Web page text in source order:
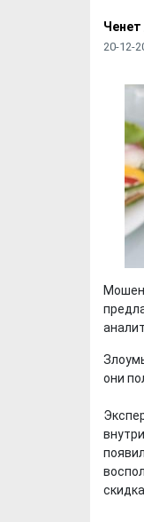
Ченет
20-12-
они